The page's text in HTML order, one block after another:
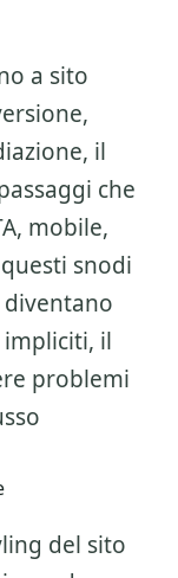
a sito
il
che
mobile,
snodi
diventano
impliciti, il
problemi
del sito